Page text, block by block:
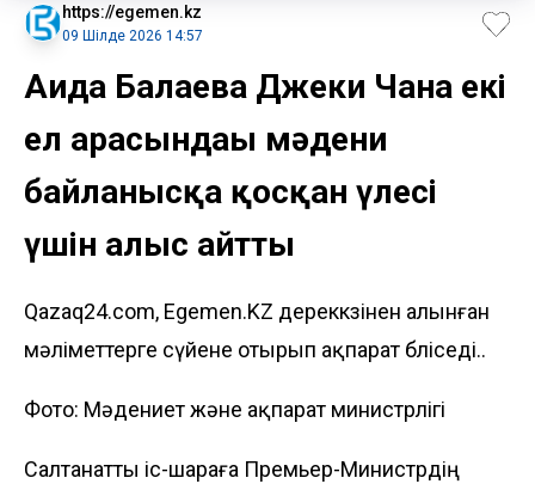
https://egemen.kz
09 Шілде 2026 14:57
Аида Балаева Джеки Чанға екі
ел арасындағы мәдени
байланысқа қосқан үлесі
үшін алғыс айтты
Qazaq24.com, Egemen.KZ дереккөзінен алынған
мәліметтерге сүйене отырып ақпарат бөліседі..
Фото: Мәдениет және ақпарат министрлігі
Салтанатты іс-шараға Премьер-Министрдің